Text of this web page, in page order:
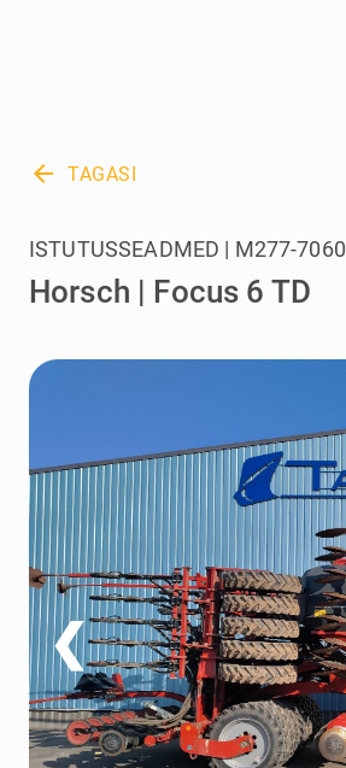
arrow_back TAGASI
Horsch | Focus 6 TD
ISTUTUSSEADMED | M277-7060
❮